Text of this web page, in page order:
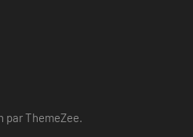
par ThemeZee.